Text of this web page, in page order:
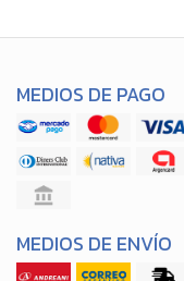
MEDIOS DE PAGO
MEDIOS DE ENVÍO